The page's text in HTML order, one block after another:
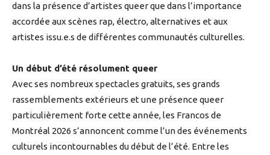
dans la présence d’artistes queer que dans l’importance
accordée aux scènes rap, électro, alternatives et aux
artistes issu.e.s de différentes communautés culturelles.
Un début d’été résolument queer
Avec ses nombreux spectacles gratuits, ses grands
rassemblements extérieurs et une présence queer
particulièrement forte cette année, les Francos de
Montréal 2026 s’annoncent comme l’un des événements
culturels incontournables du début de l’été. Entre les